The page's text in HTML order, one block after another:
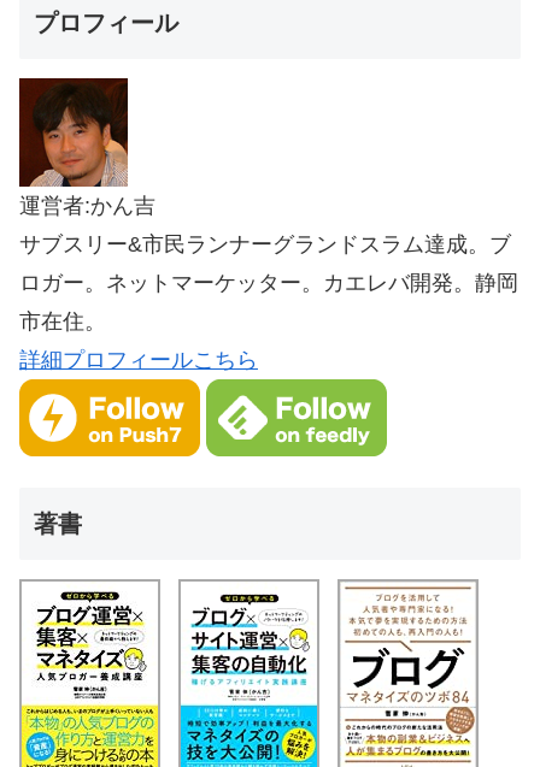
プロフィール
運営者:かん吉
サブスリー&市民ランナーグランドスラム達成。ブ
ロガー。ネットマーケッター。カエレバ開発。静岡
市在住。
詳細プロフィールこちら
著書